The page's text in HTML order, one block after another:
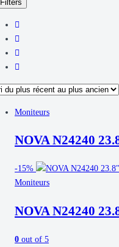
Filters
Moniteurs
NOVA N24240
-15%
Moniteurs
NOVA N24240
0 out of 5